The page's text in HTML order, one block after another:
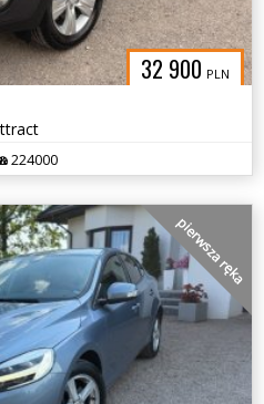
32 900 PLN
224000
pierwsza ręka